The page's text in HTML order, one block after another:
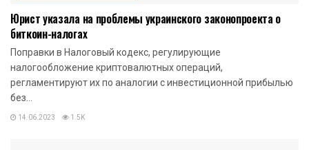
Юрист указала на проблемы украинского законопроекта о
биткоин-налогах
Поправки в Налоговый кодекс, регулирующие
налогообложение криптовалютных операций,
регламентируют их по аналогии с инвестиционной прибылью
без...
14.06.2023 1.5K